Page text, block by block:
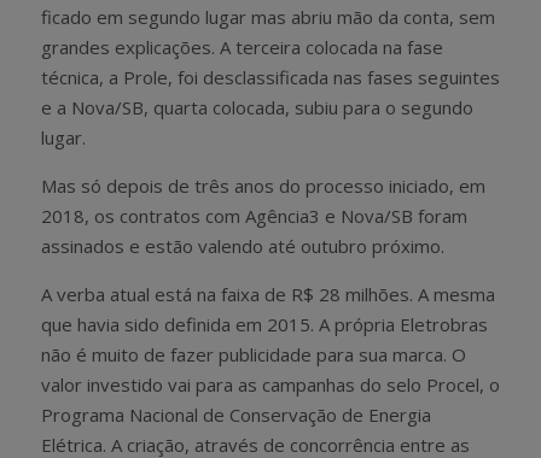
ficado em segundo lugar mas abriu mão da conta, sem
grandes explicações. A terceira colocada na fase
técnica, a Prole, foi desclassificada nas fases seguintes
e a Nova/SB, quarta colocada, subiu para o segundo
lugar.
Mas só depois de três anos do processo iniciado, em
2018, os contratos com Agência3 e Nova/SB foram
assinados e estão valendo até outubro próximo.
A verba atual está na faixa de R$ 28 milhões. A mesma
que havia sido definida em 2015. A própria Eletrobras
não é muito de fazer publicidade para sua marca. O
valor investido vai para as campanhas do selo Procel, o
Programa Nacional de Conservação de Energia
Elétrica. A criação, através de concorrência entre as